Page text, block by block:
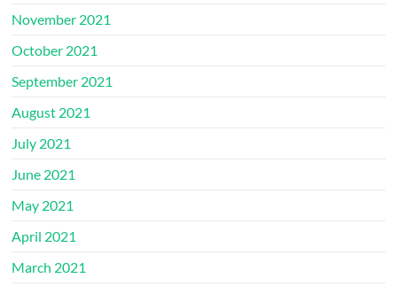
November 2021
October 2021
September 2021
August 2021
July 2021
June 2021
May 2021
April 2021
March 2021